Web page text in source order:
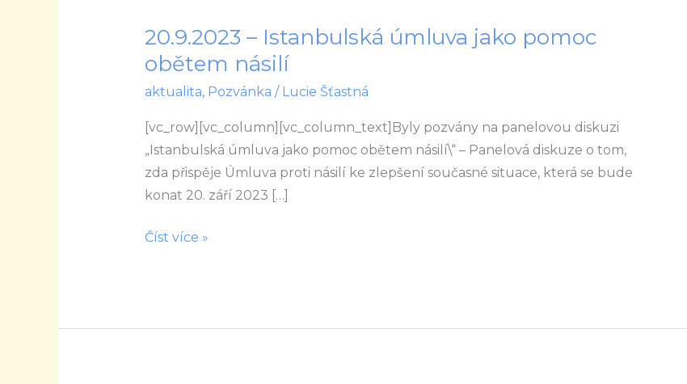
20.9.2023 – Istanbulská úmluva jako pomoc
obětem násilí
aktualita, Pozvánka / Lucie Šťastná
[vc_row][vc_column][vc_column_text]Byly pozvány na panelovou diskuzi
„Istanbulská úmluva jako pomoc obětem násilí\“ – Panelová diskuze o tom,
zda přispěje Úmluva proti násilí ke zlepšení současné situace, která se bude
konat 20. září 2023 […]
20.9.2023
–
jako
pomoc
obětem
násilí
Číst více »